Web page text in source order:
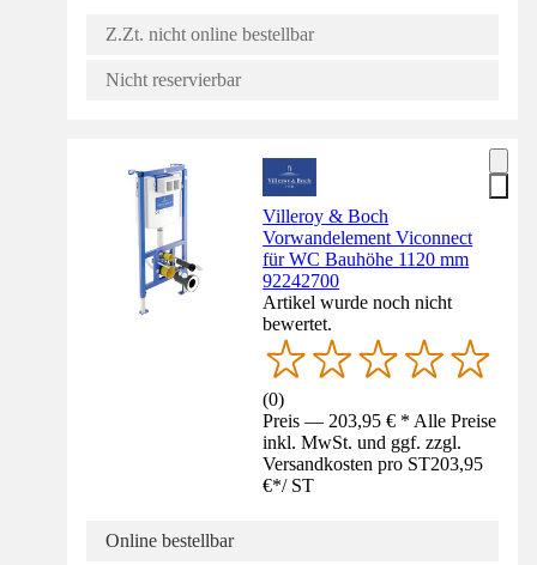
Z.Zt. nicht online bestellbar
Nicht reservierbar
Villeroy & Boch
Vorwandelement Viconnect
für WC Bauhöhe 1120 mm
92242700
Artikel wurde noch nicht
bewertet.
(0)
Preis — 203,95 € * Alle Preise
inkl. MwSt. und ggf. zzgl.
Versandkosten pro ST203,95
€*/ ST
Online bestellbar